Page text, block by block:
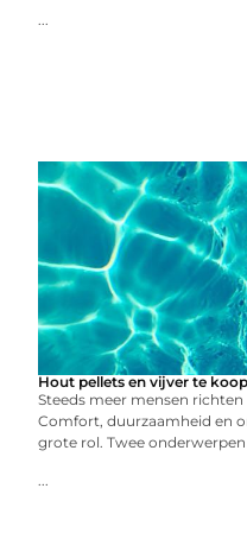
...
Hout pellets en vijver te
Steeds meer mensen
Comfort, duurzaamheid en
grote rol. Twee
...